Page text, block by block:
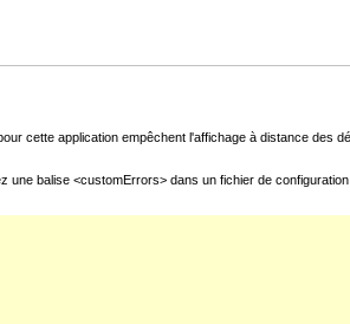
cette application empêchent l'affichage à distance des
balise <customErrors> dans un fichier de